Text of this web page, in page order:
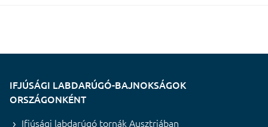
IFJÚSÁGI LABDARÚGÓ-BAJNOKSÁGOK
ORSZÁGONKÉNT
Ifjúsági labdarúgó tornák Ausztriában